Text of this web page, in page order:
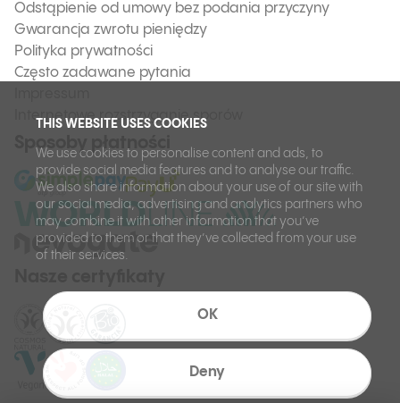
THIS WEBSITE USES COOKIES
We use cookies to personalise content and ads, to
provide social media features and to analyse our traffic.
We also share information about your use of our site with
our social media, advertising and analytics partners who
may combine it with other information that you’ve
provided to them or that they’ve collected from your use
of their services.
OK
Deny
Odstąpienie od umowy bez podania przyczyny
Gwarancja zwrotu pieniędzy
Polityka prywatności
Często zadawane pytania
Internetowe rozstrzyganie sporów
Sposoby płatności